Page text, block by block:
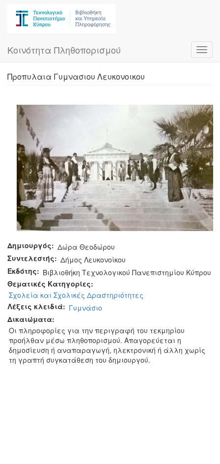
Κοινότητα Πληθοπορισμού
Προπυλαια Γυμνασιου Λευκονοικου
Δημιουργός: Δώρα Θεοδώρου
Συντελεστής: Δήμος Λευκονοίκου
Εκδότης: Βιβλιοθήκη Τεχνολογικού Πανεπιστημίου Κύπρου
Θεματικές Κατηγορίες:
Σχολεία και Σχολικές Δραστηριότητες
Λέξεις κλειδιά: Γυμνάσιο
Δικαιώματα:
Οι πληροφορίες για την περιγραφή του τεκμηρίου
προήλθαν μέσω πληθοπορισμού. Απαγορεύεται η
δημοσίευση ή αναπαραγωγή, ηλεκτρονική ή άλλη χωρίς
τη γραπτή συγκατάθεση του δημιουργού.